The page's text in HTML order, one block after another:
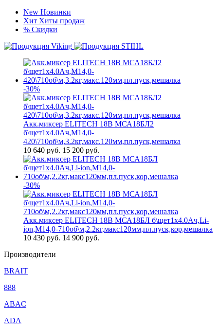
New Новинки
Хит Хиты продаж
% Скидки
-30%
Акк.миксер ELITECH 18В МСА18БЛ2
б\щет1х4.0Ач,М14,0-
420\710об\м,3.2кг,макс.120мм,пл.пуск,мешалка
10 640 руб. 15 200 руб.
-30%
Акк.миксер ELITECH 18В МСА18БЛ б\щет1х4.0Ач,Li-
ion,М14,0-710об\м,2.2кг,макс120мм,пл.пуск,кор,мешалка
10 430 руб. 14 900 руб.
Производители
BRAIT
888
ABAC
ADA